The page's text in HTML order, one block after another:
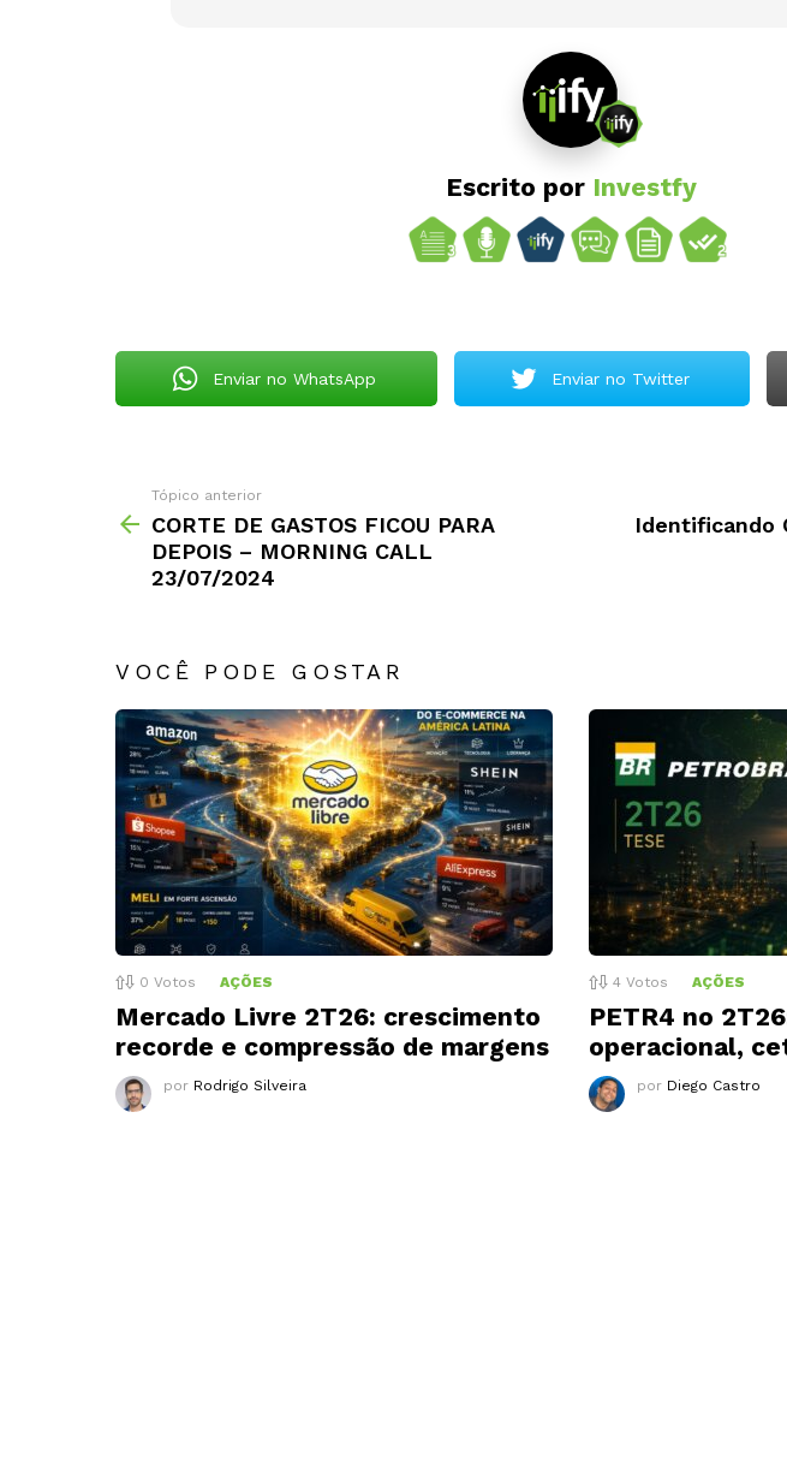
Escrito por Investfy
Enviar no WhatsApp Enviar no Twitter
Tópico anterior
CORTE DE GASTOS FICOU PARA
DEPOIS – MORNING CALL
23/07/2024
Identificando
VOCÊ PODE GOSTAR
0 Votos AÇÕES
Mercado Livre 2T26: crescimento
recorde e compressão de margens
por Rodrigo Silveira
4 Votos AÇÕES
PETR4 no
operacional,
por Diego Castro